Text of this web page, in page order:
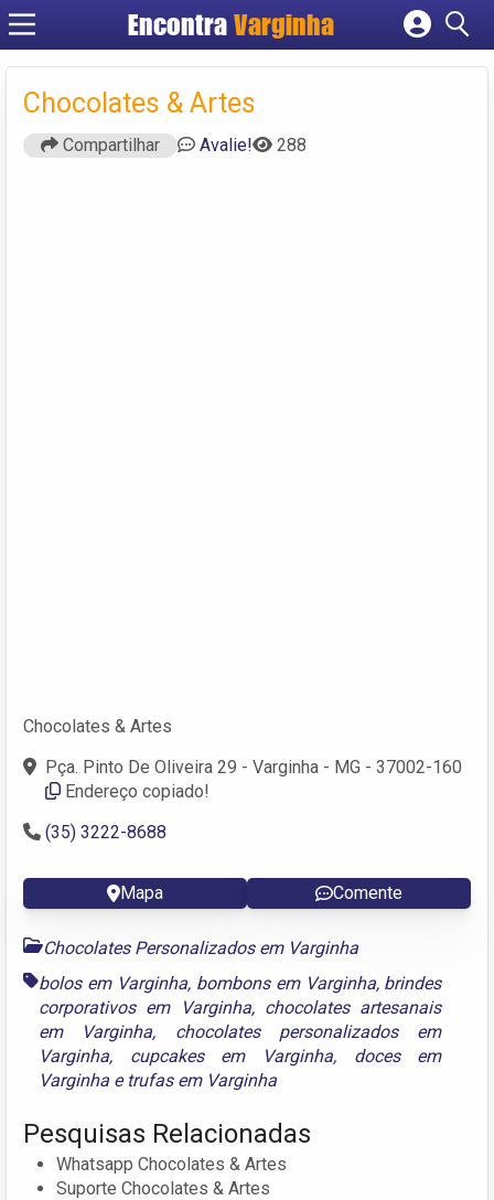
EncontraVarginha
Cadastrar empresa
Criar conta
Chocolates & Artes
Compartilhar Avalie! 288
Chocolates & Artes
Pça. Pinto De Oliveira 29 - Varginha - MG - 37002-160
Endereço copiado!
(35) 3222-8688
Mapa Comente
Chocolates Personalizados em Varginha
bolos em Varginha, bombons em Varginha, brindes
corporativos em Varginha, chocolates artesanais
em Varginha, chocolates personalizados em
Varginha, cupcakes em Varginha, doces em
Varginha e trufas em Varginha
Pesquisas Relacionadas
Whatsapp Chocolates & Artes
Suporte Chocolates & Artes